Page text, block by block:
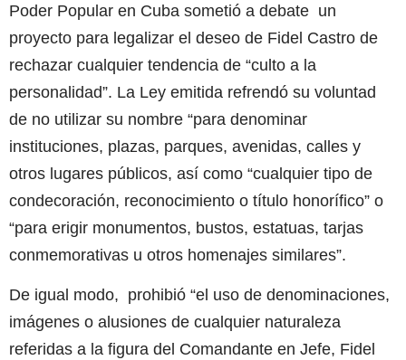
Poder Popular en Cuba sometió a debate un
proyecto para legalizar el deseo de Fidel Castro de
rechazar cualquier tendencia de “culto a la
personalidad”. La Ley emitida refrendó su voluntad
de no utilizar su nombre “para denominar
instituciones, plazas, parques, avenidas, calles y
otros lugares públicos, así como “cualquier tipo de
condecoración, reconocimiento o título honorífico” o
“para erigir monumentos, bustos, estatuas, tarjas
conmemorativas u otros homenajes similares”.
De igual modo, prohibió “el uso de denominaciones,
imágenes o alusiones de cualquier naturaleza
referidas a la figura del Comandante en Jefe, Fidel